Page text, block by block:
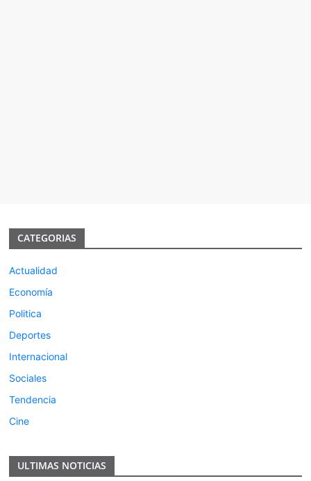
CATEGORIAS
Actualidad
Economía
Politica
Deportes
Internacional
Sociales
Tendencia
Cine
ULTIMAS NOTICIAS